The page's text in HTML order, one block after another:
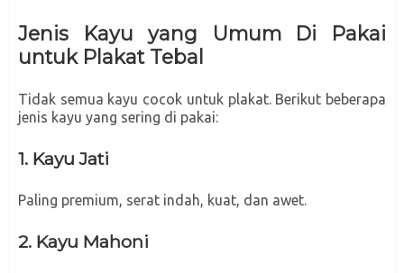
Jenis Kayu yang Umum Di Pakai
untuk Plakat Tebal
Tidak semua kayu cocok untuk plakat. Berikut beberapa
jenis kayu yang sering di pakai:
1. Kayu Jati
Paling premium, serat indah, kuat, dan awet.
2. Kayu Mahoni